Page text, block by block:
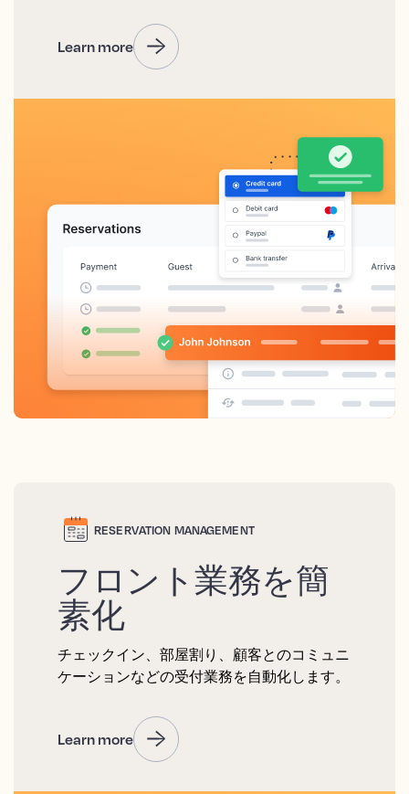
Learn more
RESERVATION MANAGEMENT
フロント業務を簡
素化
チェックイン、部屋割り、顧客とのコミュニ
ケーションなどの受付業務を自動化します。
Learn more